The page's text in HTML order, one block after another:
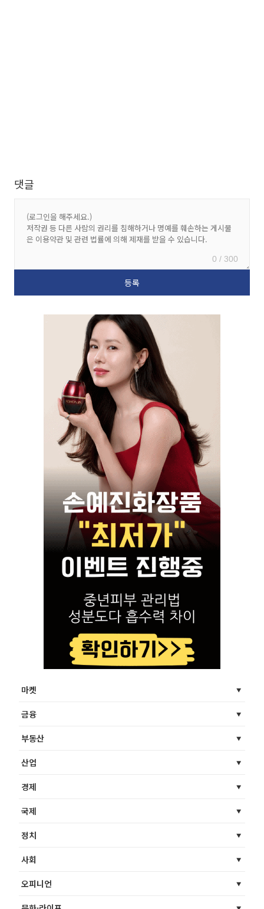
댓글
0 / 300
마켓
금융
부동산
산업
경제
국제
정치
사회
오피니언